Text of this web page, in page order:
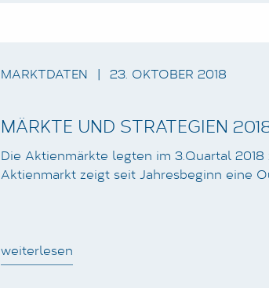
MARKTDATEN 23. OKTOBER 2018
MÄRKTE UND STRATEGIEN
Die Aktienmärkte legten im 3.Quartal 2018
Aktienmarkt zeigt seit Jahresbeginn eine
weiterlesen